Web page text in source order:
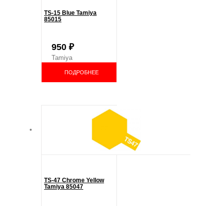
TS-15 Blue Tamiya
85015
950 ₽
Tamiya
ПОДРОБНЕЕ
TS-47 Chrome Yellow
Tamiya 85047